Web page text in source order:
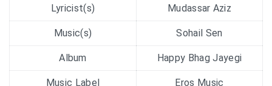
Lyricist(s) Mudassar Aziz
Music(s) Sohail Sen
Album Happy Bhag Jayegi
Music Label Eros Music